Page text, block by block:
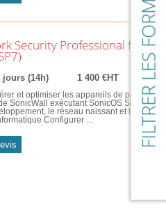
FILTRER LES FORMATIONS
Security Professional for
jours (14h) 1 400 €HT
et optimiser les appareils de pare-feu
SonicWall exécutant SonicOS Se
le réseau naissant et les
Configurer ...